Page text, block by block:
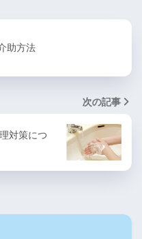
助方法
次の記事
対策につ